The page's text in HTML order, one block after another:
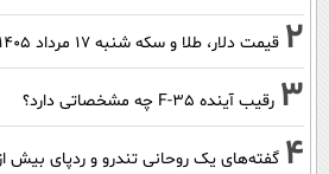
2 قیمت دلار، طلا و سکه شنبه ۱۷ مرداد ۱۴۰۵ (+جدول قیمت)
3 رقیب آینده F-35 چه مشخصاتی دارد؟
4